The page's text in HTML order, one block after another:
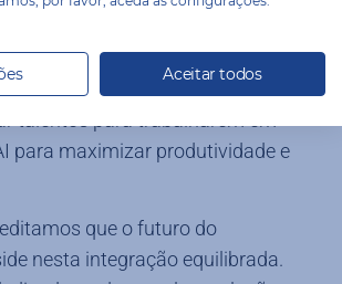
complementam, e não
humano, por esse motivo é
para maximizar produtividade e
que o futuro do
nesta integração equilibrada.
Aceitar todos